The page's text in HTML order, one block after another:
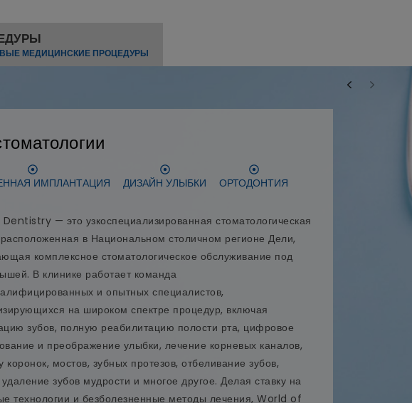
МЕДИЦИНСКИЕ ПРОЦЕДУРЫ
ИМПЛАНТАЦИЯ ДИЗАЙН УЛЫБКИ ОРТОДОНТИЯ
— это узкоспециализированная стоматологическая
расположенная в Национальном столичном регионе Дели,
комплексное стоматологическое обслуживание под
В клинике работает команда
и опытных специалистов,
на широком спектре процедур, включая
зубов, полную реабилитацию полости рта, цифровое
и преображение улыбки, лечение корневых каналов,
коронок, мостов, зубных протезов, отбеливание зубов,
зубов мудрости и многое другое. Делая ставку на
технологии и безболезненные методы лечения, World of